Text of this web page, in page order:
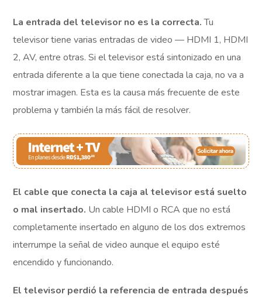
La entrada del televisor no es la correcta.Tu
televisor tiene varias entradas de video — HDMI 1, HDMI
2, AV, entre otras. Si el televisor está sintonizado en una
entrada diferente a la que tiene conectada la caja, no va a
mostrar imagen. Esta es la causa más frecuente de este
problema y también la más fácil de resolver.
El cable que conecta la caja al televisor está suelto
o mal insertado. Un cable HDMI o RCA que no está
completamente insertado en alguno de los dos extremos
interrumpe la señal de video aunque el equipo esté
encendido y funcionando.
El televisor perdió la referencia de entrada después